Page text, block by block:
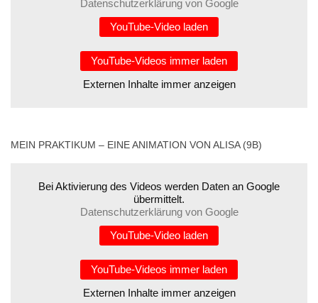
Datenschutzerklärung von Google
YouTube-Video laden
YouTube-Videos immer laden
Externen Inhalte immer anzeigen
MEIN PRAKTIKUM – EINE ANIMATION VON ALISA (9B)
Bei Aktivierung des Videos werden Daten an Google
übermittelt.
Datenschutzerklärung von Google
YouTube-Video laden
YouTube-Videos immer laden
Externen Inhalte immer anzeigen